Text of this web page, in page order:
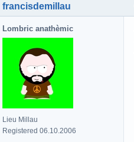
francisdemillau
Lombric anathèmic
Lieu Millau
Registered 06.10.2006